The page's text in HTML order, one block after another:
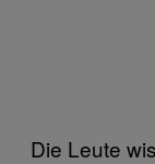
Die Leute